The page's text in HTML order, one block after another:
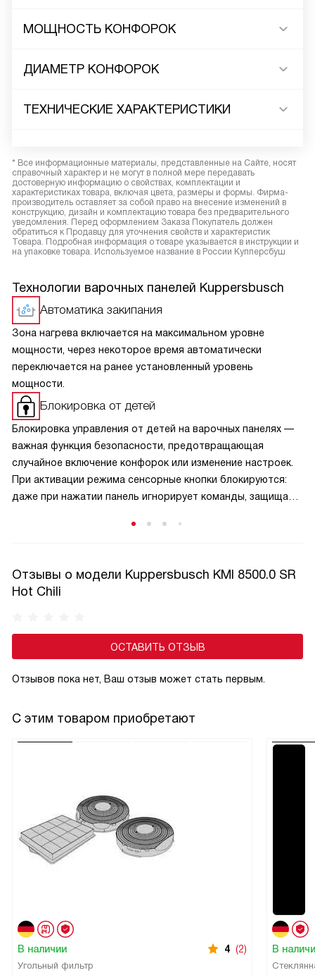
МОЩНОСТЬ КОНФОРОК
ДИАМЕТР КОНФОРОК
ТЕХНИЧЕСКИЕ ХАРАКТЕРИСТИКИ
* Все информационные материалы, представленные на Сайте, носят
справочный характер и не могут в полной мере передавать
достоверную информацию о свойствах, комплектации и
характеристиках товара, включая цвета, размеры и формы. Фирма-
производитель оставляет за собой право на внесение изменений в
конструкцию, дизайн и комплектацию товара без предварительного
уведомления. Перед оформлением Заказа Покупатель должен
обратиться к Продавцу для уточнения свойств и характеристик
Товара. Подробная информация о товаре указывается в инструкции и
на упаковке товара. Используемое название в России Купперсбуш
Технологии варочных панелей Kuppersbusch
Автоматика закипания
Зона нагрева включается на максимальном уровне
мощности, через некоторое время автоматически
переключается на ранее установленный уровень
мощности.
Блокировка от детей
Блокировка управления от детей на варочных панелях —
важная функция безопасности, предотвращающая
случайное включение конфорок или изменение настроек.
При активации режима сенсорные кнопки блокируются:
даже при нажатии панель игнорирует команды, защищая
в семьях с маленькими детьми и добавляет спокойствие
при готовке.
Отзывы о модели Kuppersbusch KMI 8500.0 SR
Hot Chili
ОСТАВИТЬ ОТЗЫВ
Отзывов пока нет, Ваш отзыв может стать первым.
С этим товаром приобретают
В наличии 4 (2)
Угольный фильтр
В